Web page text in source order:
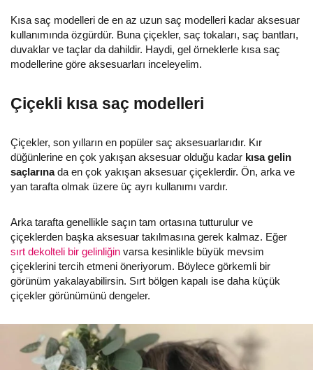
Kısa saç modelleri de en az uzun saç modelleri kadar aksesuar
kullanımında özgürdür. Buna çiçekler, saç tokaları, saç bantları,
duvaklar ve taçlar da dahildir. Haydi, gel örneklerle kısa saç
modellerine göre aksesuarları inceleyelim.
Çiçekli kısa saç modelleri
Çiçekler, son yılların en popüler saç aksesuarlarıdır. Kır
düğünlerine en çok yakışan aksesuar olduğu kadar kısa gelin
saçlarınada en çok yakışan aksesuar çiçeklerdir. Ön, arka ve
yan tarafta olmak üzere üç ayrı kullanımı vardır.
Arka tarafta genellikle saçın tam ortasına tutturulur ve
çiçeklerden başka aksesuar takılmasına gerek kalmaz. Eğer
sırt dekolteli bir gelinliğin varsa kesinlikle büyük mevsim
çiçeklerini tercih etmeni öneriyorum. Böylece görkemli bir
görünüm yakalayabilirsin. Sırt bölgen kapalı ise daha küçük
çiçekler görünümünü dengeler.